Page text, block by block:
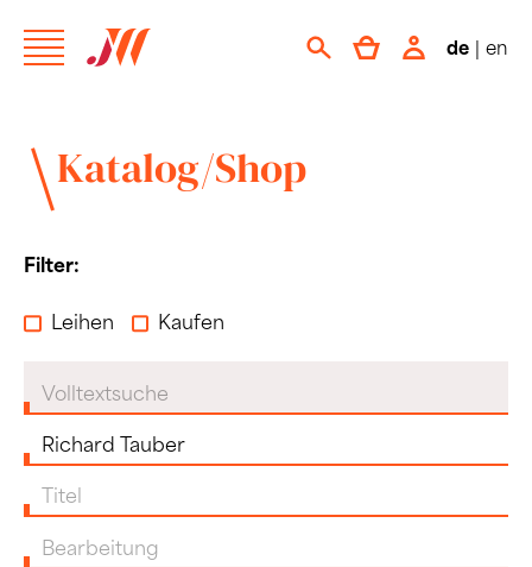
de | en
Katalog/Shop
Filter:
Leihen Kaufen